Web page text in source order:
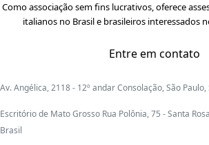
Como associação sem fins lucrativos, oferece
italianos no Brasil e brasileiros interessados
Entre em contato
Av. Angélica, 2118 - 12º andar Consolação, São Paulo,
Escritório de Mato Grosso Rua Polônia, 75 - Santa
Brasil